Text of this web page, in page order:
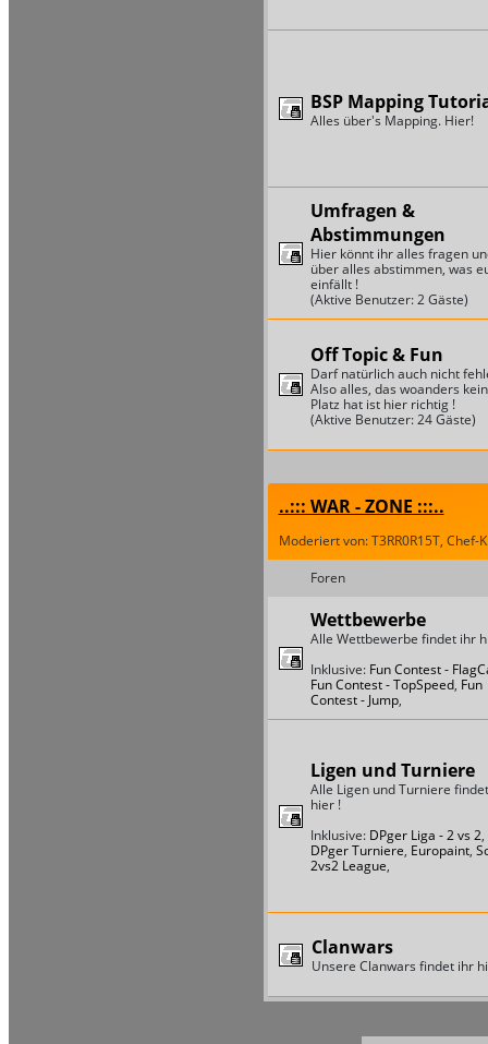
BSP Mapping
Alles über's Mapping. Hier!
Umfragen &
Abstimmungen
Hier könnt ihr alles fragen
über alles abstimmen, was
einfällt !
(Aktive Benutzer: 2 Gäste)
Off Topic & Fun
Darf natürlich auch nicht
Also alles, das woanders
Platz hat ist hier richtig !
(Aktive Benutzer: 24 Gäste)
..::: WAR - ZONE :::..
Moderiert von: T3RR0R15T, Chef-
Foren
Wettbewerbe
Alle Wettbewerbe findet ihr
Inklusive: Fun Contest -
Fun Contest - TopSpeed, Fun
Contest - Jump,
Ligen und Turniere
Alle Ligen und Turniere
hier !
Inklusive: DPger Liga - 2 vs 2,
DPger Turniere, Europaint,
2vs2 League,
Clanwars
Unsere Clanwars findet ihr